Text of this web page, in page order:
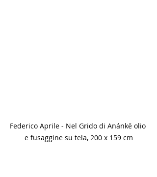
Federico Aprile - Nel Grido di Anánkē olio
e fusaggine su tela, 200 x 159 cm